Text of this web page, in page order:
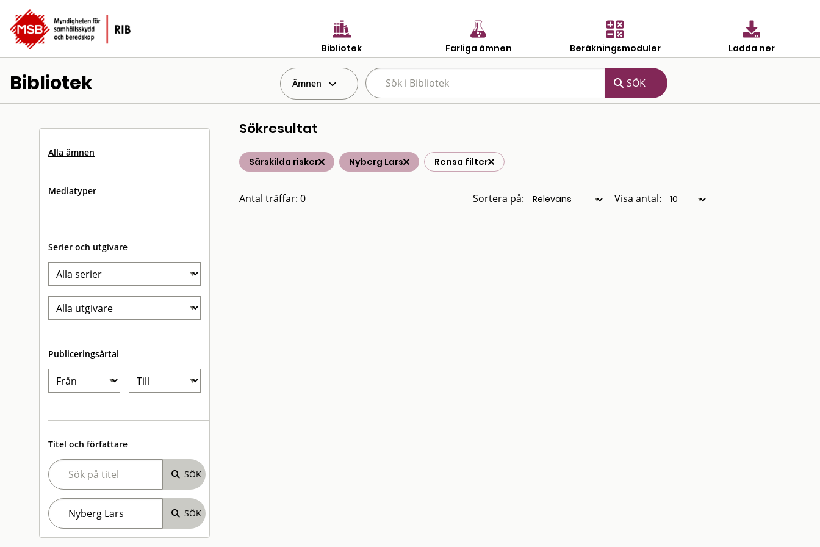
Bibliotek Farliga ämnen Beräkningsmoduler Ladda ner
Bibliotek Ämnen
Alla ämnen
Mediatyper
Serier och utgivare
Publiceringsårtal
Titel och författare
Sökresultat
Särskilda risker Nyberg Lars Rensa filter
Antal träffar: 0 Sortera på: Visa antal: